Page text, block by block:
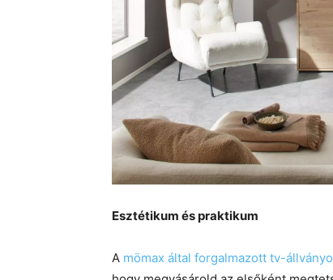
Esztétikum és praktikum
A mömax által forgalmazott tv-